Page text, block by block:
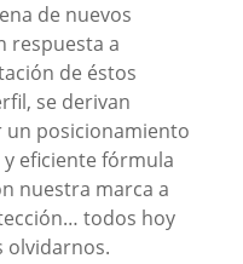
de nuevos
respuesta a
de éstos
se derivan
un posicionamiento
eficiente fórmula
nuestra marca a
todos hoy
olvidarnos.